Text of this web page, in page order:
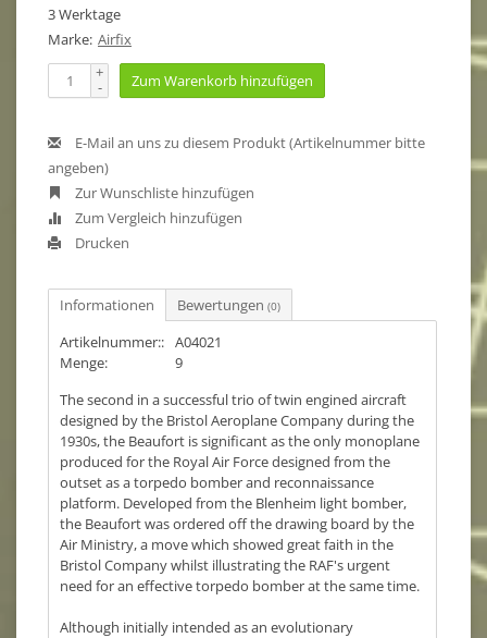
3 Werktage
Marke: Airfix
+
- Zum Warenkorb hinzufügen
E-Mail an uns zu diesem Produkt (Artikelnummer bitte
angeben)
Zur Wunschliste hinzufügen
Zum Vergleich hinzufügen
Drucken
Informationen Bewertungen (0)
Artikelnummer:: A04021
Menge:
9
The second in a successful trio of twin engined aircraft
designed by the Bristol Aeroplane Company during the
1930s, the Beaufort is significant as the only monoplane
produced for the Royal Air Force designed from the
outset as a torpedo bomber and reconnaissance
platform. Developed from the Blenheim light bomber,
the Beaufort was ordered off the drawing board by the
Air Ministry, a move which showed great faith in the
Bristol Company whilst illustrating the RAF's urgent
need for an effective torpedo bomber at the same time.
Although initially intended as an evolutionary